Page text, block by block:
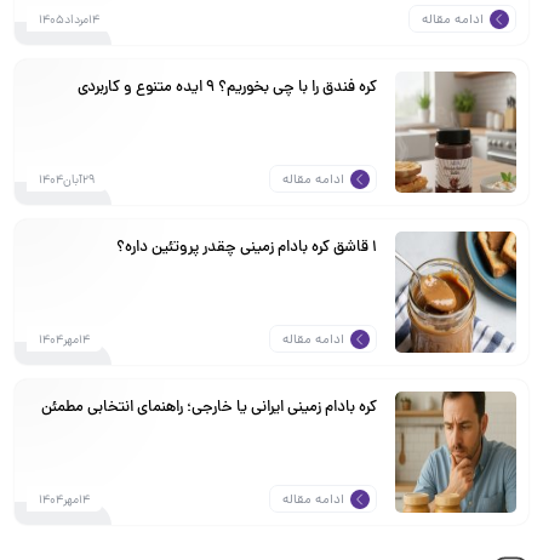
ادامه مقاله 14مرداد1405
کره فندق را با چی بخوریم؟ ۹ ایده متنوع و کاربردی
ادامه مقاله 29آبان1404
1 قاشق کره بادام زمینی چقدر پروتئین داره؟
ادامه مقاله 14مهر1404
کره بادام زمینی ایرانی یا خارجی؛ راهنمای انتخابی مطمئن
ادامه مقاله 14مهر1404